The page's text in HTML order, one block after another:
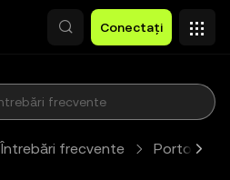
Conectați
Întrebări frecvente Portofel